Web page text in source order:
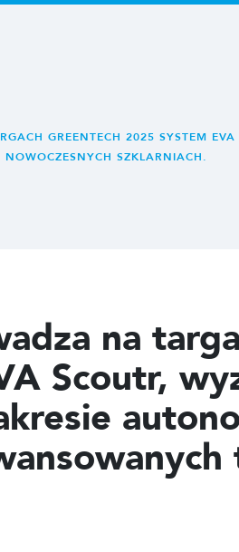
GREENTECH 2025 SYSTEM
SZKLARNIACH.
na
Scoutr,